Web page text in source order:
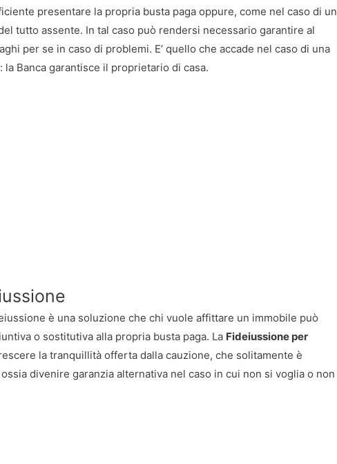
presentare la propria busta paga oppure, come nel caso di un
tutto assente. In tal caso può rendersi necessario garantire al
per se in caso di problemi. E’ quello che accade nel caso di una
: la Banca garantisce il proprietario di casa.
è una soluzione che chi vuole affittare un immobile può
o sostitutiva alla propria busta paga. La Fideiussione per
la tranquillità offerta dalla cauzione, che solitamente è
divenire garanzia alternativa nel caso in cui non si voglia o non